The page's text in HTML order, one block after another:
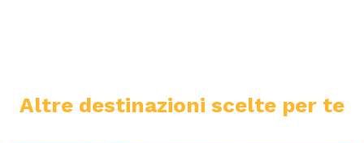
Altre destinazioni scelte per te